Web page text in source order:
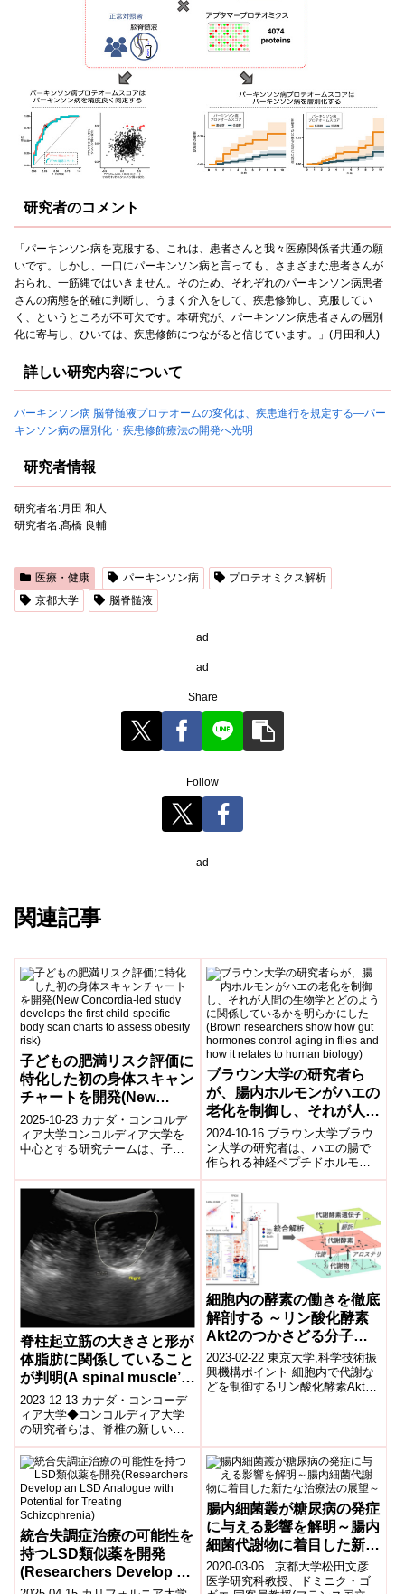
研究者のコメント
「パーキンソン病を克服する、これは、患者さんと我々医療関係者共通の願
いです。しかし、一口にパーキンソン病と言っても、さまざまな患者さんが
おられ、一筋縄ではいきません。そのため、それぞれのパーキンソン病患者
さんの病態を的確に判断し、うまく介入をして、疾患修飾し、克服してい
く、というところが不可欠です。本研究が、パーキンソン病患者さんの層別
化に寄与し、ひいては、疾患修飾につながると信じています。」(月田和人)
詳しい研究内容について
パーキンソン病 脳脊髄液プロテオームの変化は、疾患進行を規定する―パー
キンソン病の層別化・疾患修飾療法の開発へ光明
研究者情報
研究者名:月田 和人
研究者名:髙橋 良輔
医療・健康 パーキンソン病
プロテオミクス解析
京都大学
脳脊髄液
ad
ad
Share
Follow
ad
関連記事
子どもの肥満リスク評価に
特化した初の身体スキャン
チャートを開発(New
Concordia-led study
develops the first child-
specific body scan
risk)
2025-10-23 カナダ・コンコルデ
ィア大学コンコルディア大学を
中心とする研究チームは、子ど
価するため、世界初の年齢・性
別別の体...
ブラウン大学の研究者ら
が、腸内ホルモンがハエの
老化を制御し、それが人間
の生物学とどのように関係
しているかを明らかにした
(Brown researchers
show how gut hormones
control aging in flies and
how it relates to human
biology)
2024-10-16 ブラウン大学ブラウ
ン大学の研究者は、ハエの腸で
作られる神経ペプチドホルモン
が寿命を制御することを発見し
ました。このホルモンは、食事
に応じて...
脊柱起立筋の大きさと形が
体脂肪に関係していること
が判明(A spinal muscle’s
size and shape is linked
to body fat, according to
new Concordia research)
2023-12-13 カナダ・コンコーデ
ィア大学◆コンコルディア大学
の研究者らは、脊椎の新しい視
点を提供する研究を実施。腰椎
多裂筋(LM)のサイズ、形状、機
能と...
細胞内の酵素の働きを徹底
解剖する ～リン酸化酵素
Akt2のつかさどる分子ネ
ットワークの解明～
2023-02-22 東京大学,科学技術振
興機構ポイント 細胞内で代謝な
どを制御するリン酸化酵素Akt2
統合失調症治療の可能性を
持つLSD類似薬を開発
(Researchers Develop an
LSD Analogue with
腸内細菌叢が糖尿病の発症
に与える影響を解明～腸内
細菌代謝物に着目した新た
な治療法の展望～
2020-03-06 京都大学松田文彦
医学研究科教授、ドミニク・ゴ